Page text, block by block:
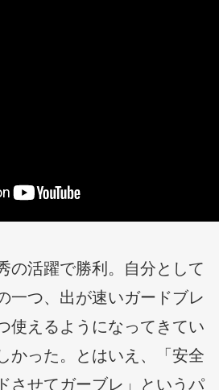
の活躍で勝利。自分として
一つ、出が速いガードブレ
使えるようになってきてい
かった。とはいえ、「安全
させてガーブレ」というパ